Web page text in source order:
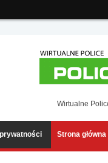
Wirtualne
Strona główna